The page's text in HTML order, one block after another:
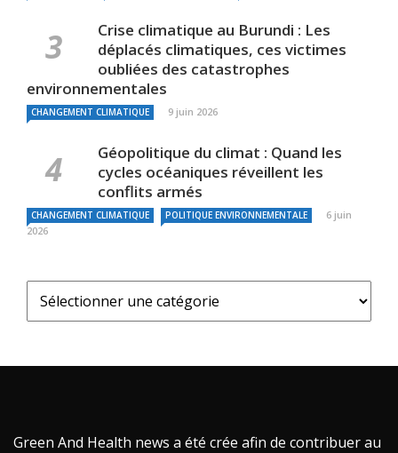
Crise climatique au Burundi : Les
déplacés climatiques, ces victimes
oubliées des catastrophes
environnementales
CHANGEMENT CLIMATIQUE 9 juin 2026
Géopolitique du climat : Quand les
cycles océaniques réveillent les
conflits armés
CHANGEMENT CLIMATIQUE POLITIQUE ENVIRONNEMENTALE
6 juin
2026
Green And Health news a été crée afin de contribuer au